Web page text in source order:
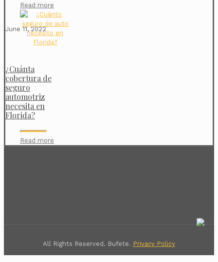
Read more
June 11, 2022
¿Cuánta
cobertura de
seguro
automotriz
necesita en
Florida?
Read more
All Rights Reserved. Bufete. Privacy Policy